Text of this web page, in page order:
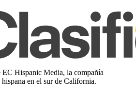
EC Hispanic Media, la compañía
en el sur de California.